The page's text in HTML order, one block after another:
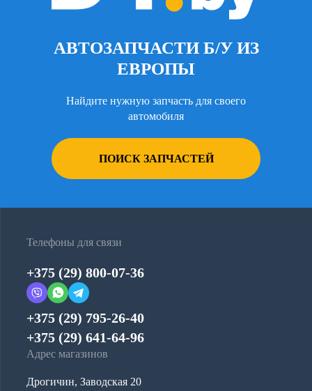
АВТОЗАПЧАСТИ Б/У ИЗ
ЕВРОПЫ
Найдите нужную запчасть для своего
автомобиля
ПОИСК ЗАПЧАСТЕЙ
Телефоны для связи
+375 (29) 800-07-36
+375 (29) 795-26-40
+375 (29) 641-64-96
Адрес магазинов
Дрогичин, Заводская 20